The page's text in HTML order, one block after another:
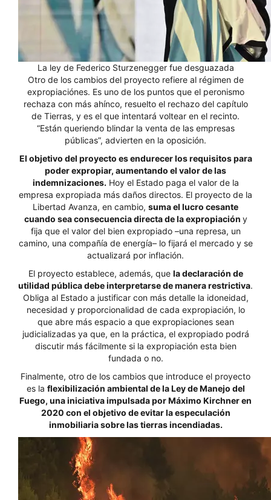
La ley de Federico Sturzenegger fue desguazada
Otro de los cambios del proyecto refiere al régimen de
expropiaciónes. Es uno de los puntos que el peronismo
rechaza con más ahínco, resuelto el rechazo del capítulo
de Tierras, y es el que intentará voltear en el recinto.
“Están queriendo blindar la venta de las empresas
públicas”, advierten en la oposición.
El objetivo del proyecto es endurecer los requisitos para
poder expropiar, aumentando el valor de las
indemnizaciones. Hoy el Estado paga el valor de la
empresa expropiada más daños directos. El proyecto de la
Libertad Avanza, en cambio, suma el lucro cesante
cuando sea consecuencia directa de la expropiación y
fija que el valor del bien expropiado –una represa, un
camino, una compañía de energía– lo fijará el mercado y se
actualizará por inflación.
El proyecto establece, además, que la declaración de
utilidad pública debe interpretarse de manera restrictiva.
Obliga al Estado a justificar con más detalle la idoneidad,
necesidad y proporcionalidad de cada expropiación, lo
que abre más espacio a que expropiaciones sean
judicializadas ya que, en la práctica, el expropiado podrá
discutir más fácilmente si la expropiación esta bien
fundada o no.
Finalmente, otro de los cambios que introduce el proyecto
es la flexibilización ambiental de la Ley de Manejo del
Fuego, una iniciativa impulsada por Máximo Kirchner en
2020 con el objetivo de evitar la especulación
inmobiliaria sobre las tierras incendiadas.